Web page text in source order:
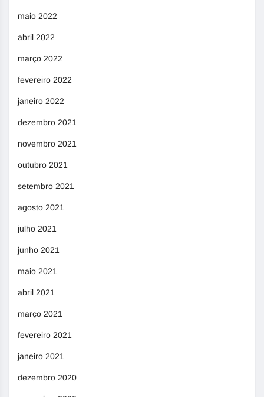
maio 2022
abril 2022
março 2022
fevereiro 2022
janeiro 2022
dezembro 2021
novembro 2021
outubro 2021
setembro 2021
agosto 2021
julho 2021
junho 2021
maio 2021
abril 2021
março 2021
fevereiro 2021
janeiro 2021
dezembro 2020